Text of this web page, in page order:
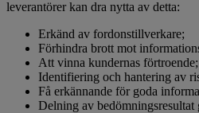
leverantörer kan dra nytta av detta:
Erkänd av fordonstillverkare;
Förhindra brott mot
Att vinna kundernas förtroende;
Identifiering och hantering av
Få erkännande för goda
Delning av